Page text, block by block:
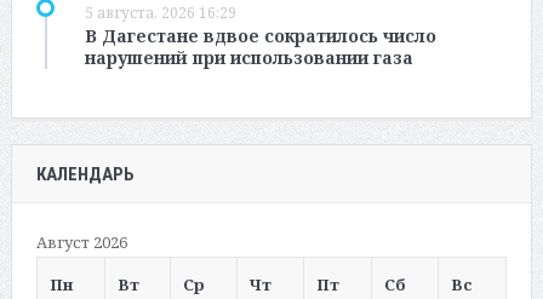
5 августа, 2026 16:29
В Дагестане вдвое сократилось число
нарушений при использовании газа
КАЛЕНДАРЬ
Август 2026
Пн
Вт Ср Чт Пт Сб Вс